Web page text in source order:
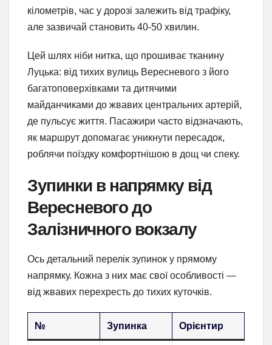
кілометрів, час у дорозі залежить від трафіку,
але зазвичай становить 40-50 хвилин.
Цей шлях ніби нитка, що прошиває тканину
Луцька: від тихих вулиць Вересневого з його
багатоповерхівками та дитячими
майданчиками до жвавих центральних артерій,
де пульсує життя. Пасажири часто відзначають,
як маршрут допомагає уникнути пересадок,
роблячи поїздку комфортнішою в дощ чи спеку.
Зупинки в напрямку від
Вересневого до
Залізничного вокзалу
Ось детальний перелік зупинок у прямому
напрямку. Кожна з них має свої особливості —
від жвавих перехресть до тихих куточків.
№ Зупинка Орієнтир